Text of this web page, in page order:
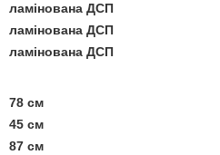
ламінована ДСП
ламінована ДСП
ламінована ДСП
78 см
45 см
87 см